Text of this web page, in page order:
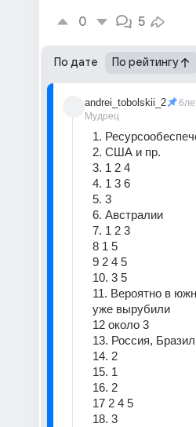
0 5
По дате По рейтингу
andrei_tobolskii_2
Мудрец
1.
2. США и пр.
3. 1 2 4
4. 1 3 6
5. 3
6. Австралии
7. 1 2 3
8 1 5
9 2 4 5
10. 3 5
11. Вероятно в
уже вырубили
12 около 3
13. Россия,
14. 2
15. 1
16. 2
17 2 4 5
18. 3